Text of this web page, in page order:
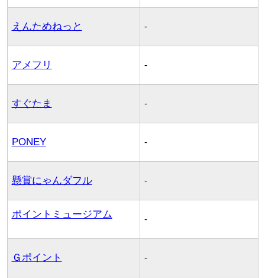
えんためねっと -
アメフリ -
すぐたま -
PONEY -
懸賞にゃんダフル -
ポイントミュージアム -
Ｇポイント -